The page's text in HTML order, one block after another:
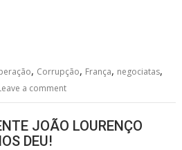
, Corrupção, França, negociatas,
a comment
JOÃO LOURENÇO
DEU!